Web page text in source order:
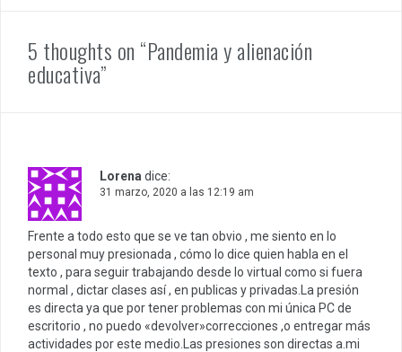
5 thoughts on “Pandemia y alienación
educativa”
Lorena dice:
31 marzo, 2020 a las 12:19 am
Frente a todo esto que se ve tan obvio , me siento en lo
personal muy presionada , cómo lo dice quien habla en el
texto , para seguir trabajando desde lo virtual como si fuera
normal , dictar clases así , en publicas y privadas.La presión
es directa ya que por tener problemas con mi única PC de
escritorio , no puedo «devolver»correcciones ,o entregar más
actividades por este medio.Las presiones son directas a.mi